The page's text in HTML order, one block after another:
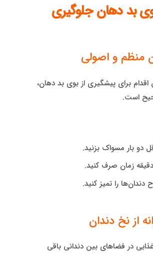
بد دهان جلوگیری
منظم و اصولی
اقدام برای پیشگیری از بوی بد دهان،
است.
دو بار مسواک بزنید.
زمان صرف کنید.
را تمیز کنید.
از نخ دندان
در فضاهای بین دندانی باقی